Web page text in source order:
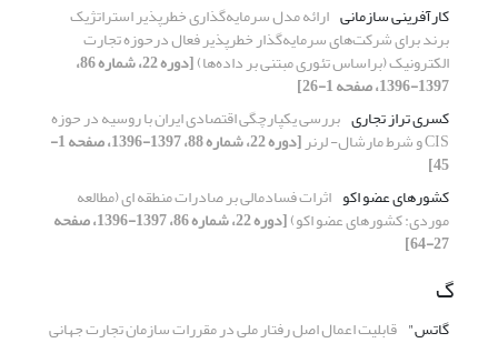
کارآفرینی سازمانی ارائه مدل سرمایه‌گذاری خطرپذیر استراتژیک
برند برای شرکت‌های سرمایه‌گذار خطرپذیر فعال درحوزه تجارت
الکترونیک (براساس تئوری مبتنی بر داده‌ها) [دوره 22، شماره 86،
1397-1396، صفحه 1-26]
کسری تراز تجاری ‌بررسی یکپارچگی اقتصادی ایران با روسیه در حوزه
CIS و شرط مارشال- لرنر [دوره 22، شماره 88، 1397-1396، صفحه 1-
45]
کشورهای عضو اکو اثرات فسادمالی بر صادرات منطقه ای (مطالعه
موردی: کشورهای عضو اکو) [دوره 22، شماره 86، 1397-1396، صفحه
27-64]
گ
گاتس" قابلیت اعمال اصل رفتار ملی در مقررات سازمان تجارت جهانی